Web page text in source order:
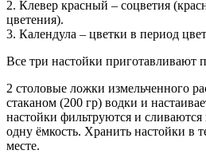
2. Клевер красный – соцветия
цветения).
3. Календула – цветки в период
Все три настойки приготавливают
2 столовые ложки измельченного
стаканом (200 гр) водки и
настойки фильтруются и сливаются
одну ёмкость. Хранить настойки в
месте.